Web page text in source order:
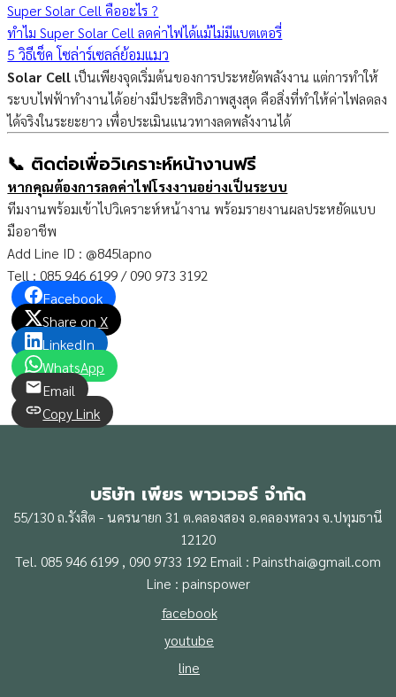
Super Solar Cell คืออะไร ?
ทำไม Super Solar Cell ลดค่าไฟได้แม้ไม่มีแบตเตอรี่
5 วิธีเช็ค โซล่าร์เซลล์ย้อมแมว
Solar Cellเป็นเพียงจุดเริ่มต้นของการประหยัดพลังงาน แต่การทำให้
ระบบไฟฟ้าทำงานได้อย่างมีประสิทธิภาพสูงสุด คือสิ่งที่ทำให้ค่าไฟลดลง
ได้จริงในระยะยาว เพื่อประเมินแนวทางลดพลังงานได้
📞 ติดต่อเพื่อวิเคราะห์หน้างานฟรี
หากคุณต้องการลดค่าไฟโรงงานอย่างเป็นระบบ
ทีมงานพร้อมเข้าไปวิเคราะห์หน้างาน พร้อมรายงานผลประหยัดแบบ
มืออาชีพ
Add Line ID : @845lapno
Tell : 085 946 6199 / 090 973 3192
Facebook
Share on X
LinkedIn
WhatsApp
Email
Copy Link
บริษัท เพียร พาวเวอร์ จำกัด
55/130 ถ.รังสิต - นครนายก 31 ต.คลองสอง อ.คลองหลวง จ.ปทุมธานี
12120
Tel. 085 946 6199 , 090 9733 192 Email : Painsthai@gmail.com
Line : painspower
facebook
youtube
line